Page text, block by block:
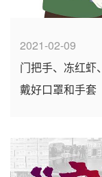
2021-02-09
门把手、冻红
戴好口罩和手套